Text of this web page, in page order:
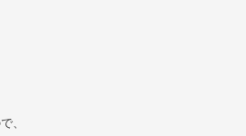
、